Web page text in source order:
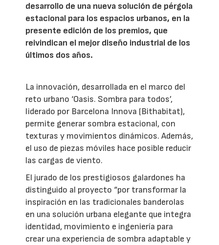
desarrollo de una nueva solución de pérgola
estacional para los espacios urbanos, en la
presente edición de los premios, que
reivindican el mejor diseño industrial de los
últimos dos años.
La innovación, desarrollada en el marco del
reto urbano ‘Oasis. Sombra para todos’,
liderado por Barcelona Innova (Bithabitat),
permite generar sombra estacional, con
texturas y movimientos dinámicos. Además,
el uso de piezas móviles hace posible reducir
las cargas de viento.
El jurado de los prestigiosos galardones ha
distinguido al proyecto “por transformar la
inspiración en las tradicionales banderolas
en una solución urbana elegante que integra
identidad, movimiento e ingeniería para
crear una experiencia de sombra adaptable y